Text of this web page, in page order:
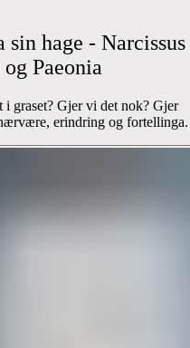
sin hage - Narcissus
og Paeonia
i graset? Gjer vi det nok? Gjer
erindring og fortellinga.